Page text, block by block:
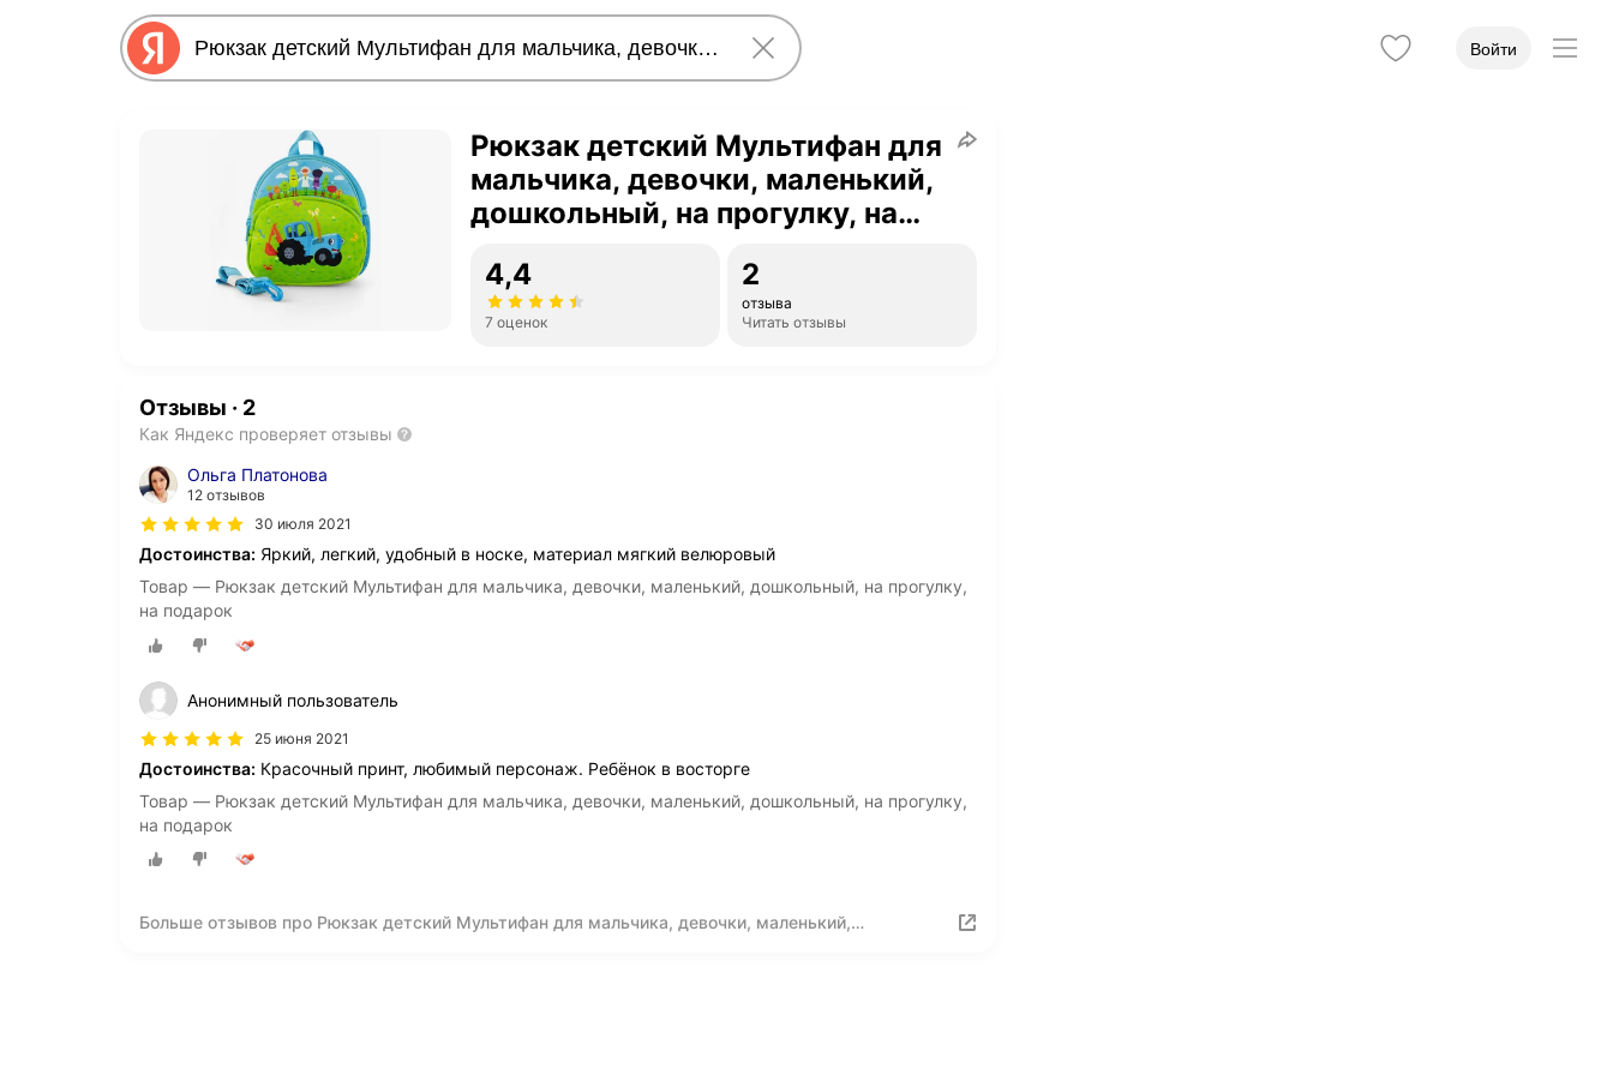
Войти
Рюкзак детский Мультифан для
мальчика, девочки, маленький,
дошкольный, на прогулку, на
4,4
7 оценок
2
отзыва
Читать отзывы
Отзывы · 2
Как Яндекс проверяет отзывы
Ольга Платонова
12 отзывов
30 июля 2021
Достоинства: Яркий, легкий, удобный в носке, материал мягкий велюровый
Товар — Рюкзак детский Мультифан для мальчика, девочки, маленький, дошкольный, на прогулку,
на подарок
Анонимный пользователь
25 июня 2021
Достоинства: Красочный принт, любимый персонаж. Ребёнок в восторге
Товар — Рюкзак детский Мультифан для мальчика, девочки, маленький, дошкольный, на прогулку,
на подарок
Больше отзывов про Рюкзак детский Мультифан для мальчика, девочки, маленький,